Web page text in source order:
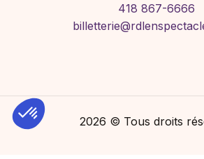
418 867-6666
2026 © Tous droits